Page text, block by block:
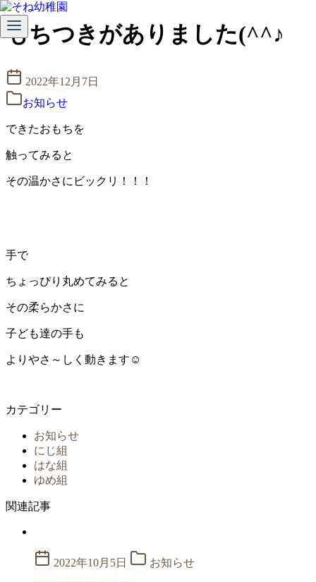
コ
ン
ン
ツ
動
もちつきがありました(^^♪
2022年12月7日
お知らせ
できたおもちを
触ってみると
その温かさにビックリ！！！
手で
ちょっぴり丸めてみると
その柔らかさに
子ども達の手も
よりやさ～しく動きます☺
カテゴリー
お知らせ
にじ組
はな組
ゆめ組
関連記事
2022年10月5日 お知らせ